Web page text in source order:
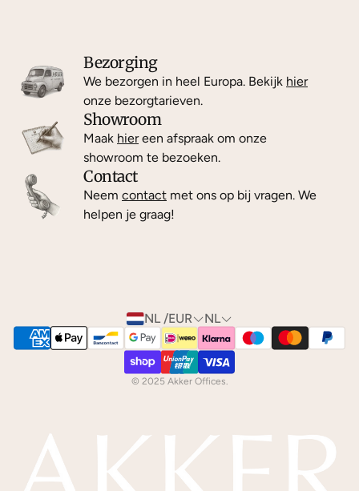
Bezorging
We bezorgen in heel Europa. Bekijk hier
onze bezorgtarieven.
Showroom
Maak hiereen afspraak om onze
showroom te bezoeken.
Contact
Neem contact met ons op bij vragen. We
helpen je graag!
NL /EUR NL
© 2025 Akker Offices.